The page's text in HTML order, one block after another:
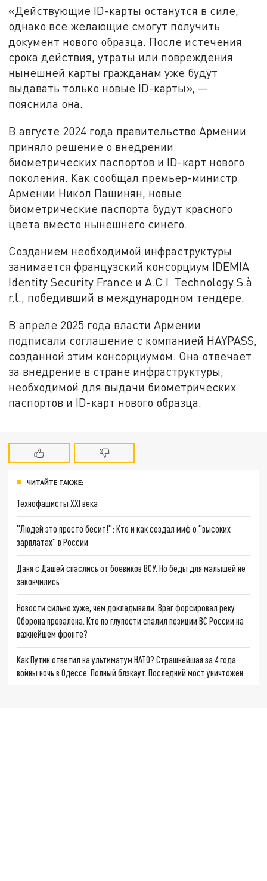
«Действующие ID-карты останутся в силе,
однако все желающие смогут получить
документ нового образца. После истечения
срока действия, утраты или повреждения
нынешней карты гражданам уже будут
выдавать только новые ID-карты», —
пояснила она.
В августе 2024 года правительство Армении
приняло решение о внедрении
биометрических паспортов и ID-карт нового
поколения. Как сообщал премьер-министр
Армении Никол Пашинян, новые
биометрические паспорта будут красного
цвета вместо нынешнего синего.
Созданием необходимой инфраструктуры
занимается французский консорциум IDEMIA
Identity Security France и A.C.I. Technology S.à
r.l., победивший в международном тендере.
В апреле 2025 года власти Армении
подписали соглашение с компанией HAYPASS,
созданной этим консорциумом. Она отвечает
за внедрение в стране инфраструктуры,
необходимой для выдачи биометрических
паспортов и ID-карт нового образца.
ЧИТАЙТЕ ТАКЖЕ:
Технофашисты XXI века
"Людей это просто бесит!": Кто и как создал миф о "высоких
зарплатах" в России
Даня с Дашей спаслись от боевиков ВСУ. Но беды для малышей не
закончились
Новости сильно хуже, чем докладывали. Враг форсировал реку.
Оборона провалена. Кто по глупости спалил позиции ВС России на
важнейшем фронте?
Как Путин ответил на ультиматум НАТО? Страшнейшая за 4 года
войны ночь в Одессе. Полный блэкаут. Последний мост уничтожен